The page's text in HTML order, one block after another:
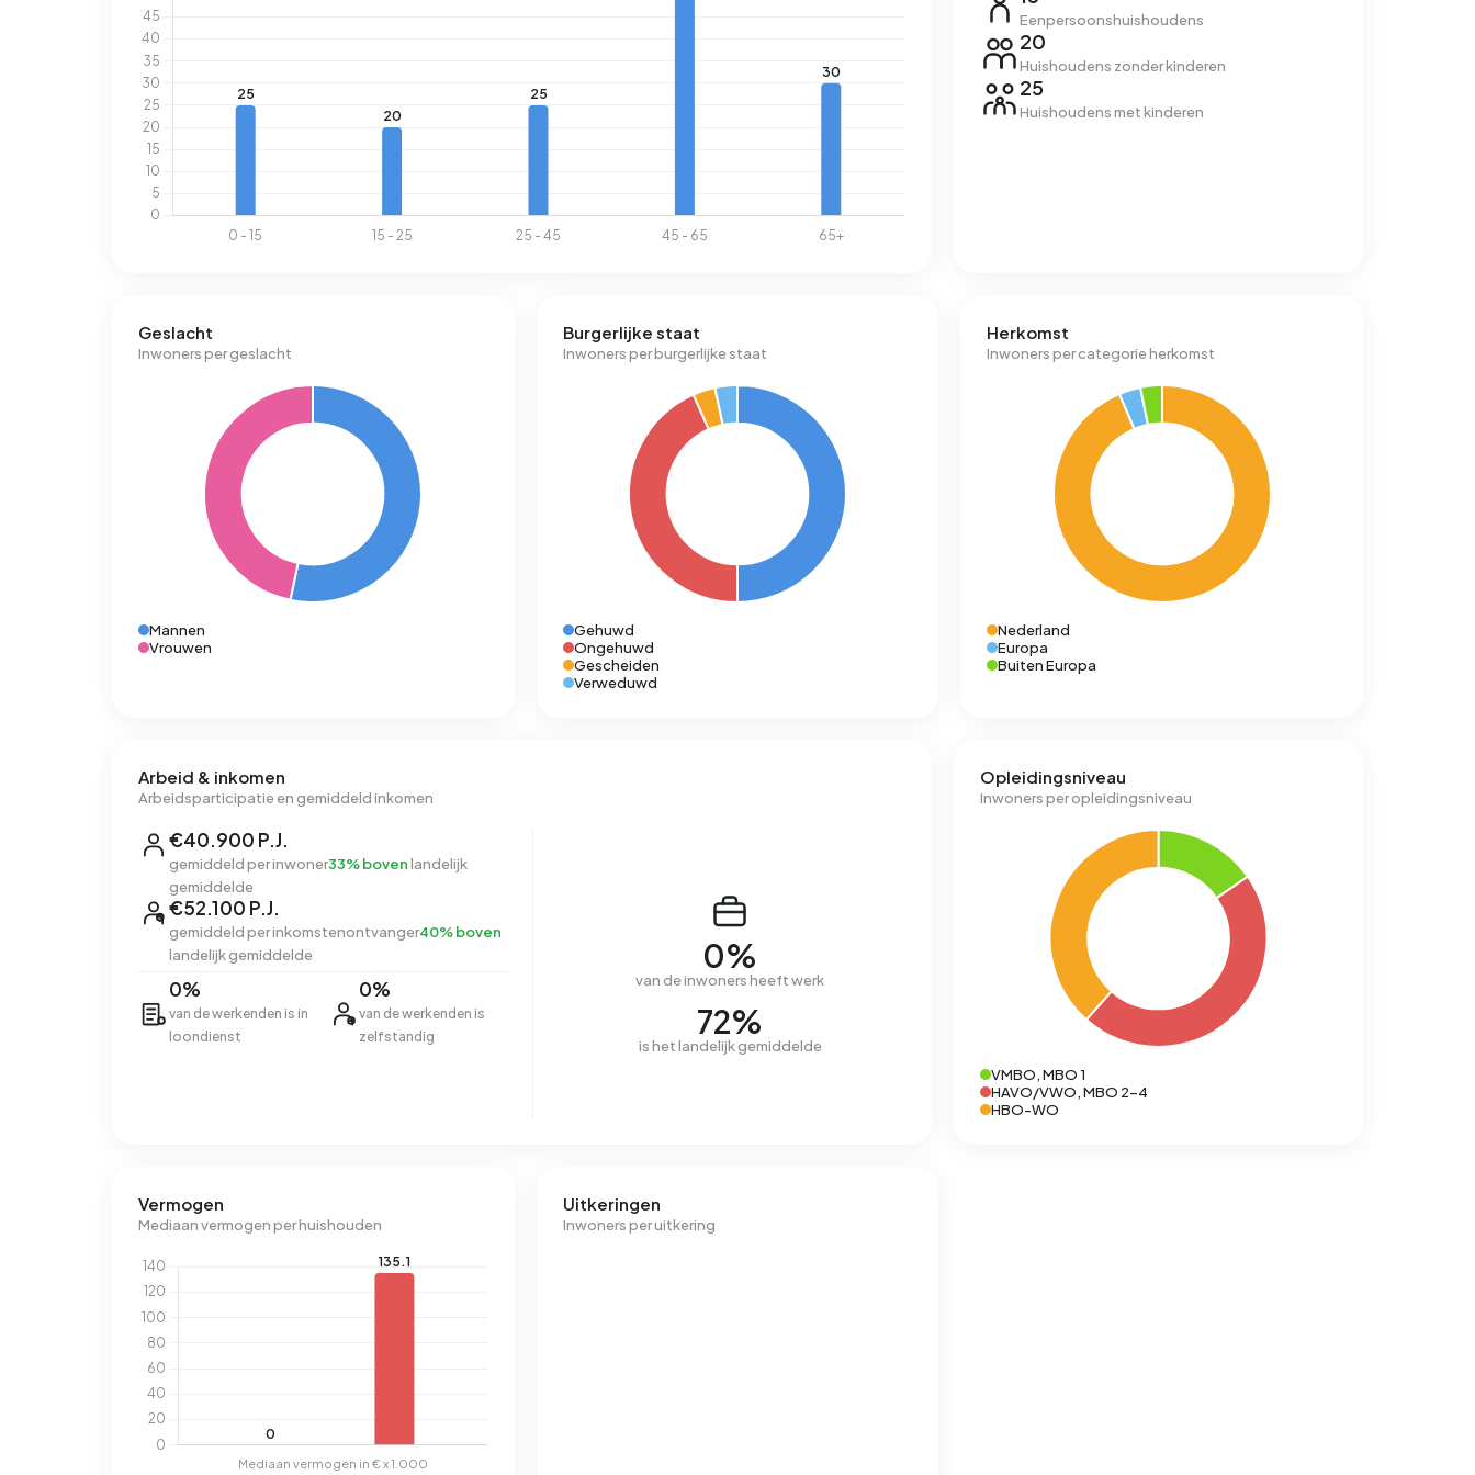
Eenpersoonshuishoudens
20
Huishoudens zonder kinderen
25
Huishoudens met kinderen
Geslacht
Inwoners per geslacht
Mannen
Vrouwen
Burgerlijke staat
Inwoners per burgerlijke staat
Gehuwd
Ongehuwd
Gescheiden
Verweduwd
Herkomst
Inwoners per categorie herkomst
Nederland
Europa
Buiten Europa
Arbeid & inkomen
Arbeidsparticipatie en gemiddeld inkomen
€40.900 P.J.
gemiddeld per inwoner33% bovenlandelijk
gemiddelde
€52.100 P.J.
gemiddeld per inkomstenontvanger40% boven
landelijk gemiddelde
0%
van de werkenden is in
loondienst
0%
van de werkenden is
zelfstandig
0%
van de inwoners heeft werk
72%
is het landelijk gemiddelde
Opleidingsniveau
Inwoners per opleidingsniveau
VMBO, MBO 1
HAVO/VWO, MBO 2-4
HBO-WO
Vermogen
Mediaan vermogen per huishouden
Uitkeringen
Inwoners per uitkering